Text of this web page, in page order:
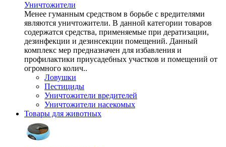
Уничтожители
Менее гуманным средством в борьбе с вредителями
являются уничтожители. В данной категории товаров
содержатся средства, применяемые при дератизации,
дезинфекции и дезинсекции помещений. Данный
комплекс мер предназначен для избавления и
профилактики приусадебных участков и помещений от
огромного колич..
Ловушки
Пестициды
Уничтожители вредителей
Уничтожители насекомых
Товары для животных